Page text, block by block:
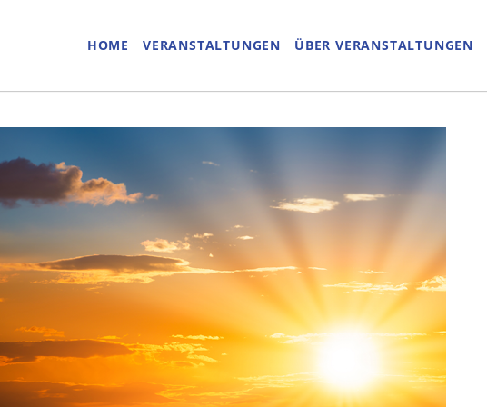
HOME VERANSTALTUNGEN ÜBER VERANSTALTUNGEN